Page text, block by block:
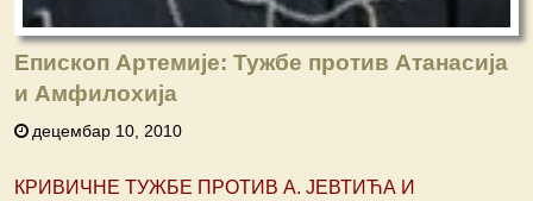
Епископ Артемије: Тужбе против Атанасија
и Амфилохија
децембар 10, 2010
КРИВИЧНЕ ТУЖБЕ ПРОТИВ А. ЈЕВТИЋА И